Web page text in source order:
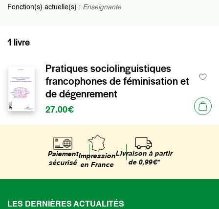
Fonction(s) actuelle(s) : Enseignante
1 livre
Pratiques sociolinguistiques
francophones de féminisation et
de dégenrement
27.00€
Paiement
sécurisé
Impression
en France
Livraison à partir
de 0,99€*
LES DERNIÈRES ACTUALITÉS